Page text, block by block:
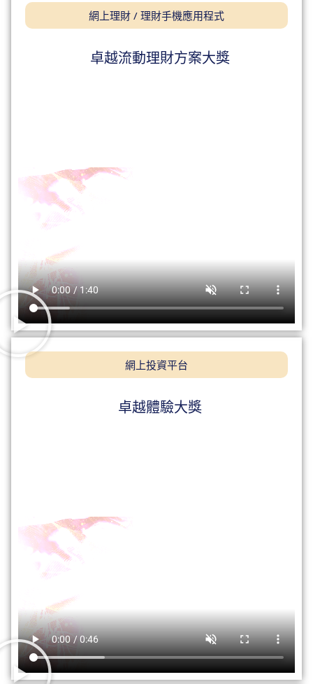
網上理財 / 理財手機應用程式
卓越流動理財方案大獎
網上投資平台
卓越體驗大獎